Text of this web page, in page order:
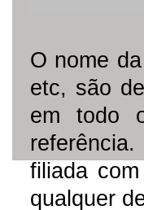
O nome
etc, são
em todo
filiada
qualquer